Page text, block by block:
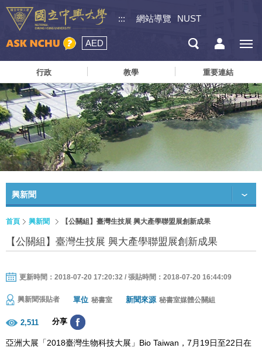
::: 網站導覽 NUST
AED
行政 教學 重要連結
興新聞
首頁 興新聞 【公關組】臺灣生技展 興大產學聯盟展創新成果
【公關組】臺灣生技展 興大產學聯盟展創新成果
更新時間：2018-07-20 17:20:32 / 張貼時間：2018-07-20 16:44:09
興新聞張貼者 單位 秘書室 新聞來源 秘書室媒體公關組
2,511 分享
亞洲大展「2018臺灣生物科技大展」Bio Taiwan，7月19日至22日在